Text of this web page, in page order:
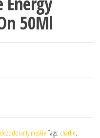
50Ml
męskie Tags: charlie,